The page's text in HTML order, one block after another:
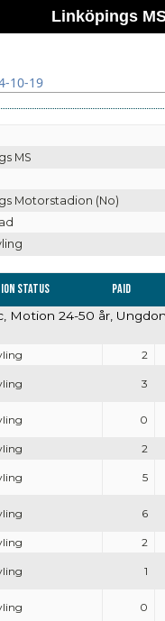
Linköpings
10-19
MS
Motorstadion (No)
Status Paid
Motion 24-50 år,
2
3
0
2
5
6
2
1
0